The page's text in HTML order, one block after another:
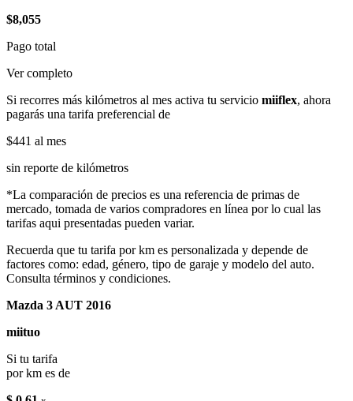
$8,055
Pago total
Ver completo
Si recorres más kilómetros al mes activa tu servicio miiflex, ahora
pagarás una tarifa preferencial de
$441 al mes
sin reporte de kilómetros
*La comparación de precios es una referencia de primas de
mercado, tomada de varios compradores en línea por lo cual las
tarifas aqui presentadas pueden variar.
Recuerda que tu tarifa por km es personalizada y depende de
factores como: edad, género, tipo de garaje y modelo del auto.
Consulta términos y condiciones.
Mazda 3 AUT 2016
miituo
Si tu tarifa
por km es de